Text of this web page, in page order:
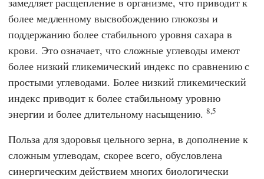
более медленному высвобождению глюкозы и
поддержанию более стабильного уровня сахара в
крови. Это означает, что сложные углеводы имеют
более низкий гликемический индекс по сравнению с
простыми углеводами. Более низкий гликемический
индекс приводит к более стабильному уровню
энергии и более длительному насыщению. 8,5
Польза для здоровья цельного зерна, в дополнение к
сложным углеводам, скорее всего, обусловлена
синергическим действием многих биологически